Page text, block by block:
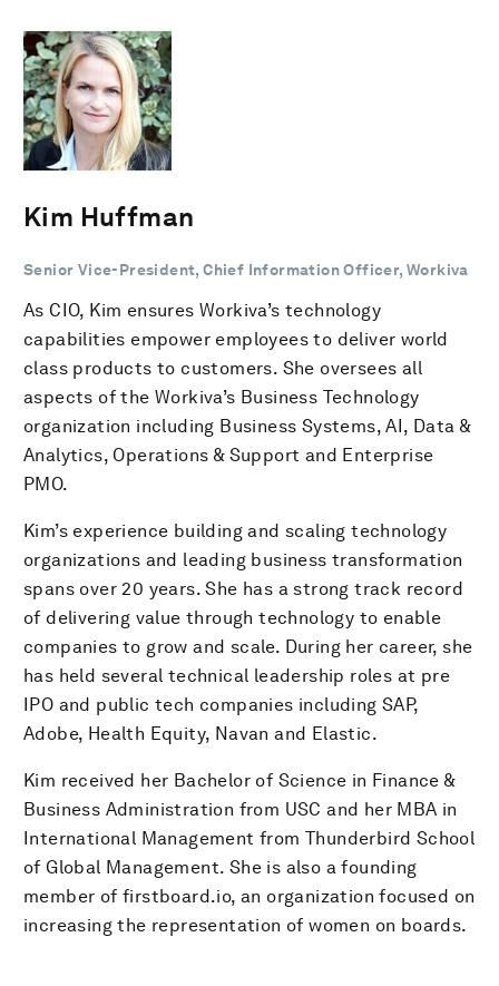
Kim Huffman
Senior Vice-President, Chief Information Officer, Workiva
As CIO, Kim ensures Workiva’s technology
capabilities empower employees to deliver world
class products to customers. She oversees all
aspects of the Workiva’s Business Technology
organization including Business Systems, AI, Data &
Analytics, Operations & Support and Enterprise
PMO.
Kim’s experience building and scaling technology
organizations and leading business transformation
spans over 20 years. She has a strong track record
of delivering value through technology to enable
companies to grow and scale. During her career, she
has held several technical leadership roles at pre
IPO and public tech companies including SAP,
Adobe, Health Equity, Navan and Elastic.
Kim received her Bachelor of Science in Finance &
Business Administration from USC and her MBA in
International Management from Thunderbird School
of Global Management. She is also a founding
member of firstboard.io, an organization focused on
increasing the representation of women on boards.